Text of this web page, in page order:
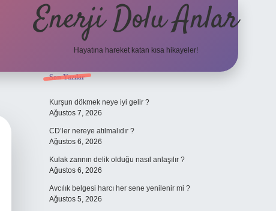
Enerji Dolu Anlar
Hayatına hareket katan kısa hikayeler!
Sidebar
Son Yazılar
Kurşun dökmek neye iyi gelir ?
Ağustos 7, 2026
CD’ler nereye atılmalıdır ?
Ağustos 6, 2026
Kulak zarının delik olduğu nasıl anlaşılır ?
Ağustos 6, 2026
Avcılık belgesi harcı her sene yenilenir mi ?
Ağustos 5, 2026